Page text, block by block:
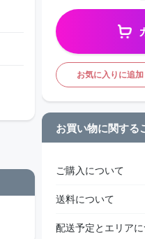
お気に入りに追加
お買い物に関する
ご購入について
送料について
配送予定とエリア